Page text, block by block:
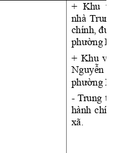
+ Khu
nhà Trung
chính,
phường
+ Khu
Nguyễn
phường
- Trung
hành
xã.